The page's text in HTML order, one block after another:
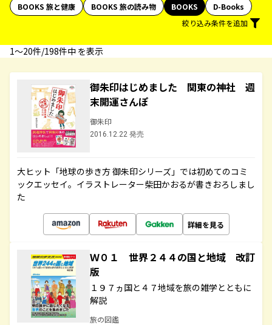
BOOKS 旅と健康
BOOKS 旅の読み物 BOOKS
D-Books
絞り込み条件を追加
1〜20件/198件中 を表示
御朱印はじめました 関東の神社 週
末開運さんぽ
御朱印
2016.12.22 発売
大ヒット「地球の歩き方 御朱印シリーズ」では初めてのコミ
ックエッセイ。イラストレーター柴田かおるが書きおろしまし
た
詳細を見る
Ｗ０１ 世界２４４の国と地域 改訂
版
１９７ヵ国と４７地域を旅の雑学とともに
解説
旅の図鑑